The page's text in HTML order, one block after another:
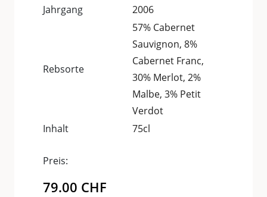
Jahrgang 2006
Rebsorte
57% Cabernet
Sauvignon, 8%
Cabernet Franc,
30% Merlot, 2%
Malbe, 3% Petit
Verdot
Inhalt
75cl
Preis:
79.00 CHF